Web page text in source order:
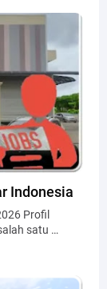
Indonesia
Profil
satu …